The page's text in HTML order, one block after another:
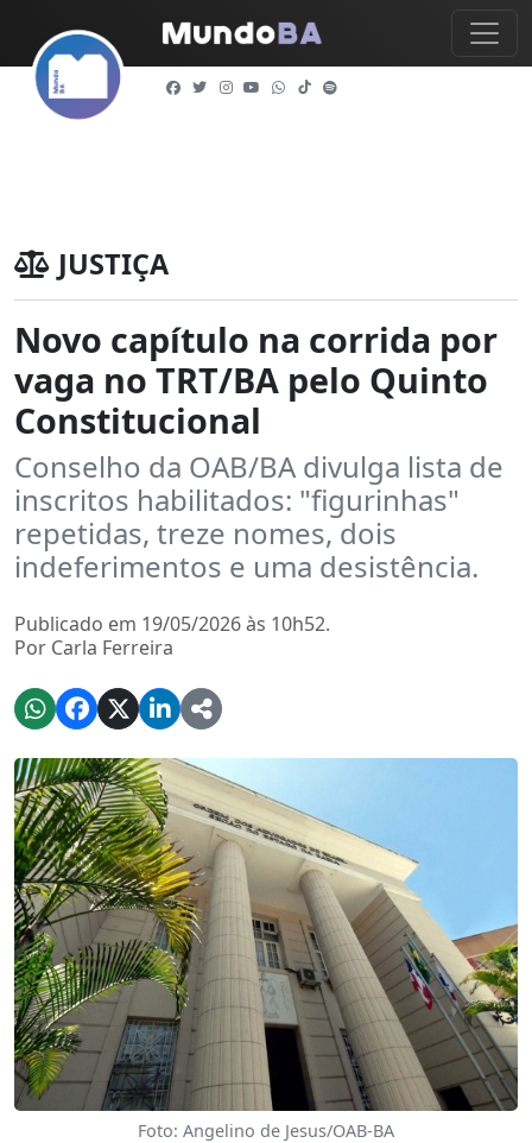
JUSTIÇA
Novo capítulo na corrida por
vaga no TRT/BA pelo Quinto
Constitucional
Conselho da OAB/BA divulga lista de
inscritos habilitados: "figurinhas"
repetidas, treze nomes, dois
indeferimentos e uma desistência.
Publicado em 19/05/2026 às 10h52.
Por Carla Ferreira
Foto: Angelino de Jesus/OAB-BA